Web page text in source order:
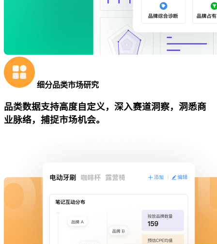
细分品类市场研究
品类数据支持高度自定义，深入赛道洞察，洞悉商
业脉络，捕捉市场机会。